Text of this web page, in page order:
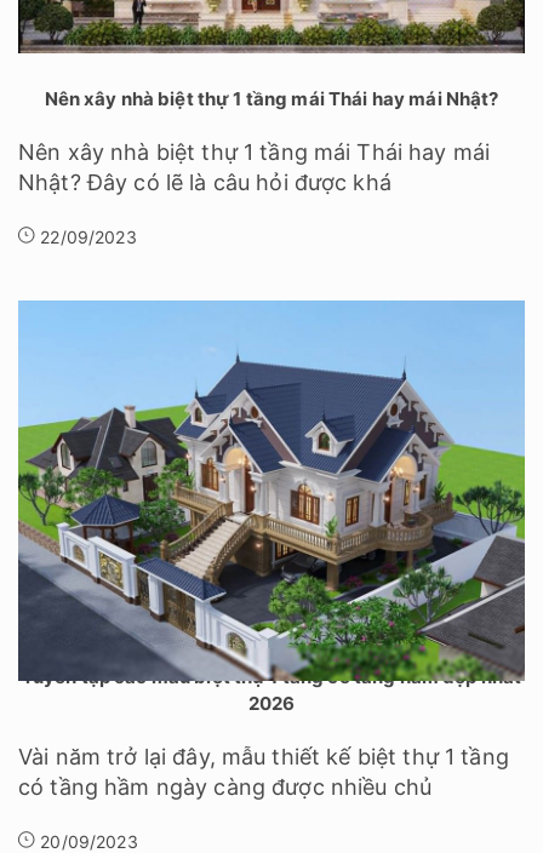
Nên xây nhà biệt thự 1 tầng mái Thái hay mái Nhật?
Nên xây nhà biệt thự 1 tầng mái Thái hay mái
Nhật? Đây có lẽ là câu hỏi được khá
22/09/2023
Tuyển tập các mẫu biệt thự 1 tầng có tầng hầm đẹp nhất
2026
Vài năm trở lại đây, mẫu thiết kế biệt thự 1 tầng
có tầng hầm ngày càng được nhiều chủ
20/09/2023